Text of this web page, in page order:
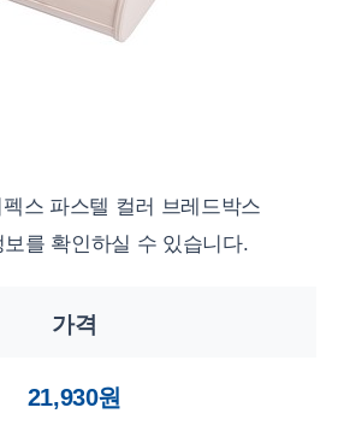
펙스 파스텔 컬러 브레드박스
를 확인하실 수 있습니다.
가격
21,930원